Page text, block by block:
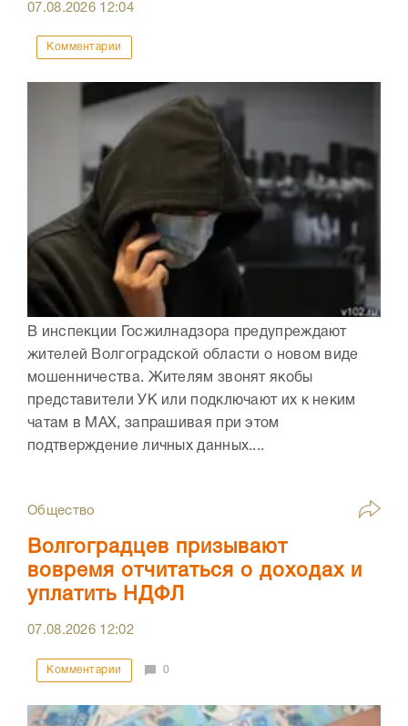
07.08.2026 12:04
Комментарии
В инспекции Госжилнадзора предупреждают
жителей Волгоградской области о новом виде
мошенничества. Жителям звонят якобы
представители УК или подключают их к неким
чатам в МАХ, запрашивая при этом
подтверждение личных данных....
Общество
Волгоградцев призывают
вовремя отчитаться о доходах и
уплатить НДФЛ
07.08.2026 12:02
Комментарии 0